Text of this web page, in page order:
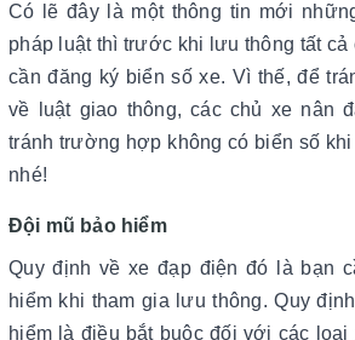
Có lẽ đây là một thông tin mới
pháp luật thì trước khi lưu thông tất cả
cần đăng ký biển số xe. Vì thế, để
về luật giao thông, các chủ xe nân
tránh trường hợp không có biển số
nhé!
Đội mũ bảo hiểm
Quy định về xe đạp điện đó là bạn
hiểm khi tham gia lưu thông. Quy
hiểm là điều bắt buộc đối với các